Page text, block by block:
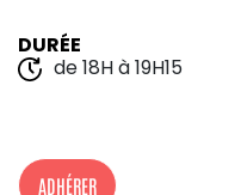
DURÉE
de 18H à 19H15
ADHÉRER